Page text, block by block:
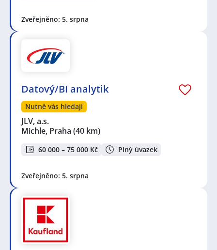
Zveřejněno: 5. srpna
Datový/BI analytik
Nutně vás hledají
JLV, a.s.
Michle, Praha (40 km)
60 000 – 75 000 Kč Plný úvazek
Zveřejněno: 5. srpna